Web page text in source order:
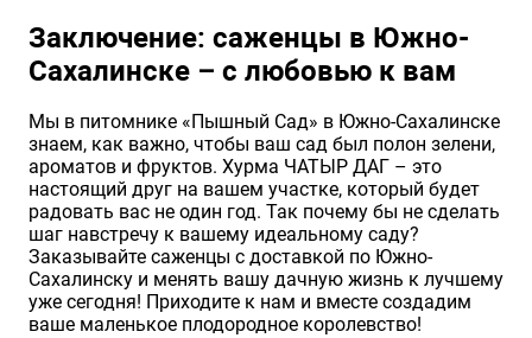
Заключение: саженцы в Южно-
Сахалинске – с любовью к вам
Мы в питомнике «Пышный Сад» в Южно-Сахалинске
знаем, как важно, чтобы ваш сад был полон зелени,
ароматов и фруктов. Хурма ЧАТЫР ДАГ – это
настоящий друг на вашем участке, который будет
радовать вас не один год. Так почему бы не сделать
шаг навстречу к вашему идеальному саду?
Заказывайте саженцы с доставкой по Южно-
Сахалинску и менять вашу дачную жизнь к лучшему
уже сегодня! Приходите к нам и вместе создадим
ваше маленькое плодородное королевство!